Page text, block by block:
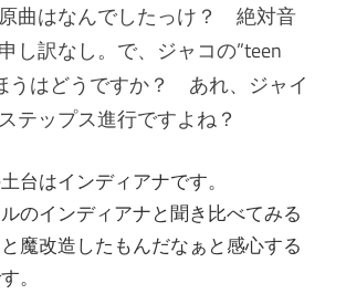
曲はなんでしたっけ？ 絶対音
し訳なし。で、ジャコの”teen
うはどうですか？ あれ、ジャイ
テップス進行ですよね？
台はインディアナです。
のインディアナと聞き比べてみる
魔改造したもんだなぁと感心する
。